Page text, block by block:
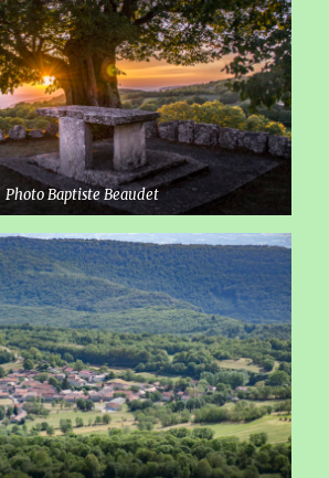
Photo Baptiste Beaudet